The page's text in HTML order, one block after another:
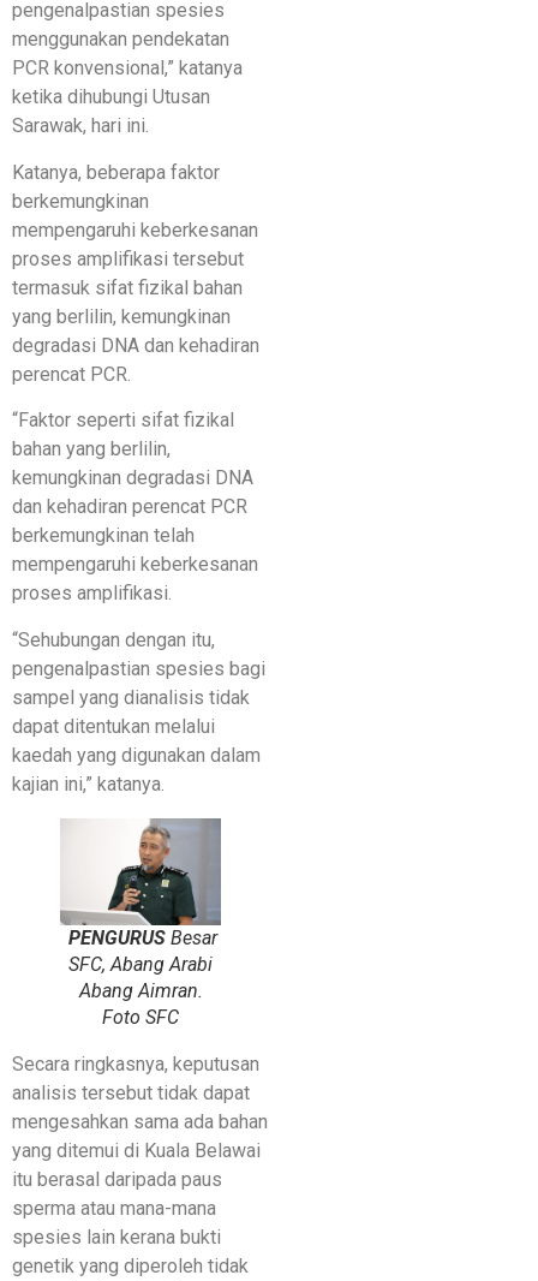
pengenalpastian spesies
menggunakan pendekatan
PCR konvensional,” katanya
ketika dihubungi Utusan
Sarawak, hari ini.
Katanya, beberapa faktor
berkemungkinan
mempengaruhi keberkesanan
proses amplifikasi tersebut
termasuk sifat fizikal bahan
yang berlilin, kemungkinan
degradasi DNA dan kehadiran
perencat PCR.
“Faktor seperti sifat fizikal
bahan yang berlilin,
kemungkinan degradasi DNA
dan kehadiran perencat PCR
berkemungkinan telah
mempengaruhi keberkesanan
proses amplifikasi.
“Sehubungan dengan itu,
pengenalpastian spesies bagi
sampel yang dianalisis tidak
dapat ditentukan melalui
kaedah yang digunakan dalam
kajian ini,” katanya.
PENGURUS Besar
SFC, Abang Arabi
Abang Aimran.
Foto SFC
Secara ringkasnya, keputusan
analisis tersebut tidak dapat
mengesahkan sama ada bahan
yang ditemui di Kuala Belawai
itu berasal daripada paus
sperma atau mana-mana
spesies lain kerana bukti
genetik yang diperoleh tidak